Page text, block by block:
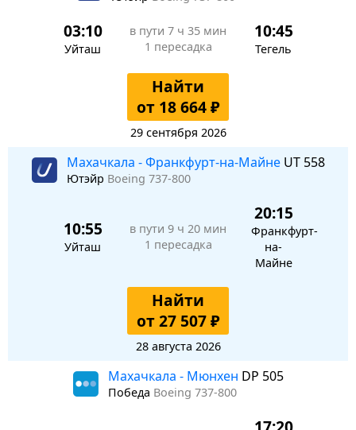
03:10
Уйташ
в пути 7 ч 35 мин
1 пересадка
10:45
Тегель
Найти
от 18 664 ₽
29 сентября 2026
Махачкала - Франкфурт-на-Майне UT 558
Ютэйр Boeing 737-800
10:55
Уйташ
в пути 9 ч 20 мин
1 пересадка
20:15
Франкфурт-
на-
Майне
Найти
от 27 507 ₽
28 августа 2026
Махачкала - Мюнхен DP 505
Победа Boeing 737-800